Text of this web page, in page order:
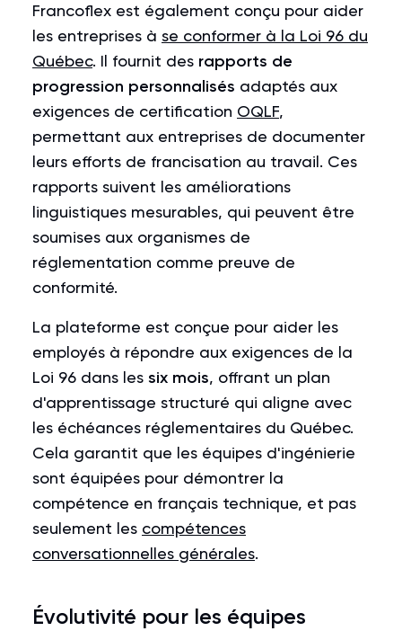
Francoflex est également conçu pour aider
les entreprises à se conformer à la Loi 96 du
Québec. Il fournit des rapports de
progression personnalisés adaptés aux
exigences de certification OQLF,
permettant aux entreprises de documenter
leurs efforts de francisation au travail. Ces
rapports suivent les améliorations
linguistiques mesurables, qui peuvent être
soumises aux organismes de
réglementation comme preuve de
conformité.
La plateforme est conçue pour aider les
employés à répondre aux exigences de la
Loi 96 dans les six mois, offrant un plan
d'apprentissage structuré qui aligne avec
les échéances réglementaires du Québec.
Cela garantit que les équipes d'ingénierie
sont équipées pour démontrer la
compétence en français technique, et pas
seulement les compétences
conversationnelles générales.
Évolutivité pour les équipes